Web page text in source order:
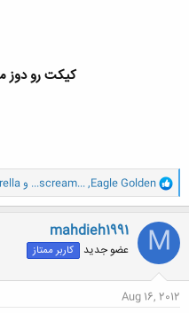
کیکت رو دوز
و
ا
ک
ن
ش
ه
ا
Eagle Golden
,
...scream... و
M
mahdieh1991
عضو جدید کاربر ممتاز
Aug 16, 2012